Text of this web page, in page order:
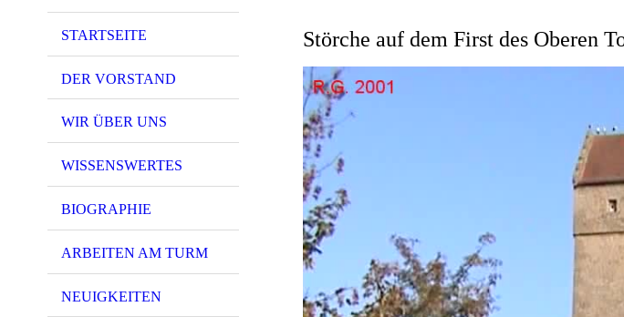
STARTSEITE
DER VORSTAND
WIR ÜBER UNS
WISSENSWERTES
BIOGRAPHIE
ARBEITEN AM TURM
NEUIGKEITEN
Störche auf dem First des Oberen